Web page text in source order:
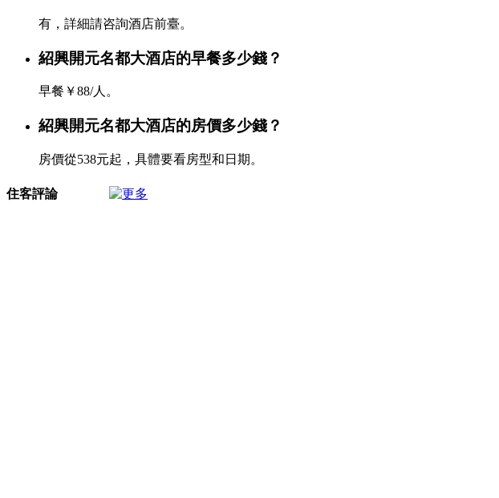
有，詳細請咨詢酒店前臺。
紹興開元名都大酒店的早餐多少錢？
早餐￥88/人。
紹興開元名都大酒店的房價多少錢？
房價從538元起，具體要看房型和日期。
住客評論